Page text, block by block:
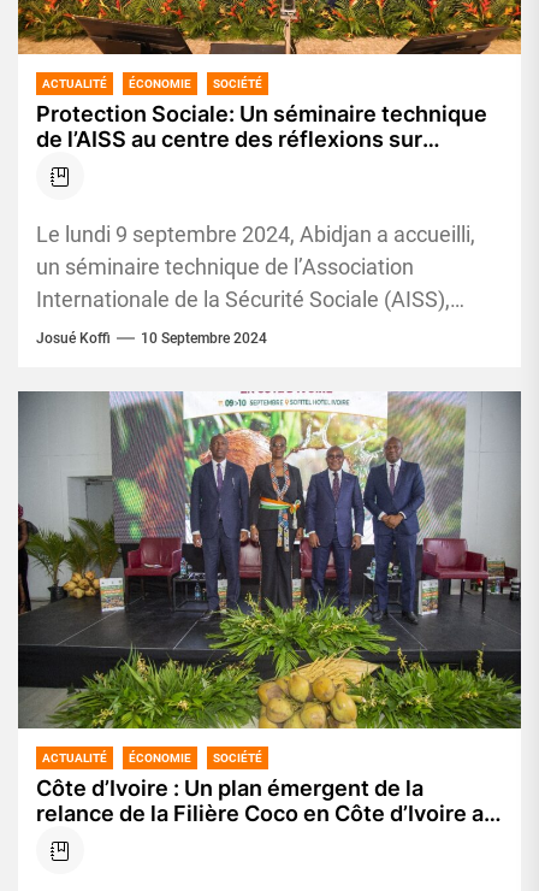
ACTUALITÉ ÉCONOMIE SOCIÉTÉ
Protection Sociale: Un séminaire technique
de l’AISS au centre des réflexions sur
l’Investissement des fonds de sécurité
sociale
Le lundi 9 septembre 2024, Abidjan a accueilli,
un séminaire technique de l’Association
Internationale de la Sécurité Sociale (AISS),
organisé en collaboration avec l’IPS CNPS....
Josué Koffi 10 Septembre 2024
ACTUALITÉ ÉCONOMIE SOCIÉTÉ
Côte d’Ivoire : Un plan émergent de la
relance de la Filière Coco en Côte d’Ivoire au
cœur d’un sommet international